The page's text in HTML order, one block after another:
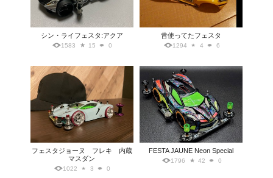
シン・ライフェスタ:アクア
1583 15 0
昔使ってたフェスタ
1294 4 6
フェスタジョーヌ フレキ 内蔵
マスダン
1022 3 0
FESTA JAUNE Neon Special
1796 42 0